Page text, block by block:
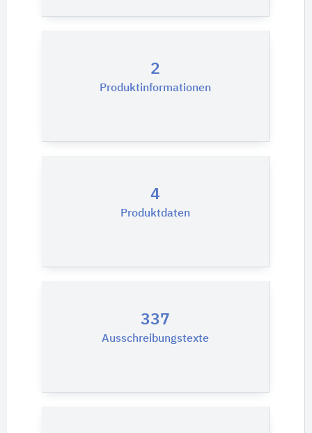
2
Produktinformationen
4
Produktdaten
337
Ausschreibungstexte